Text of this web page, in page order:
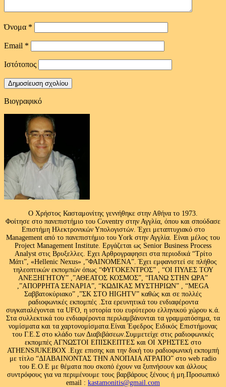
Όνομα *
Email *
Ιστότοπος
Βιογραφικό
Ο Χρήστος Κασταμονίτης γεννήθηκε στην Αθήνα το 1973.
Φοίτησε στο πανεπιστήμιο του Coventry στην Αγγλία, όπου και σπούδασε
Επιστήμη Ηλεκτρονικών Υπολογιστών. Έχει μεταπτυχιακό στο
Management από το πανεπιστήμιο του Υork στην Αγγλία. Είναι μέλος του
Project Management Institute. Εργάζεται ως Senior Business Process
Analyst στις Βρυξελλες. Εχει Αρθρογραφησει στα περιοδικά “Τρίτο
Μάτι”, «Hellenic Nexus» ,”ΦΑΙΝΟΜΕΝΑ”. Έχει εμφανιστεί σε πλήθος
τηλεοπτικών εκπομπών όπως “ΦΥΓΟΚΕΝΤΡΟΣ” , “ΟΙ ΠΥΛΕΣ ΤΟΥ
ΑΝΕΞΗΓΗΤΟΥ” ,”ΑΘΕΑΤΟΣ ΚΟΣΜΟΣ”, “ΠΑΝΩ ΣΤΗΝ ΩΡΑ”
,”ΑΠΟΡΡΗΤΑ ΣΕΝΑΡΙΑ”, “ΚΩΔΙΚΑΣ ΜΥΣΤΗΡΙΩΝ” , “MEGA
Σαββατοκύριακο” ,”ΣΚ ΣΤΟ HIGHTV” καθώς και σε πολλές
ραδιοφωνικές εκπομπές .Στα ερευνητικά του ενδιαφέροντα
συγκαταλέγονται τα UFO, η ιστορία του ευρύτερου ελληνικού χώρου κ.ά.
Στα συλλεκτικά του ενδιαφέροντα περιλαμβάνονται τα γραμματόσημα, τα
νομίσματα και τα χαρτονομίσματα.Είναι Έφεδρος Ειδικός Επιστήμονας
του Γ.Ε.Σ στο κλάδο των Διαβιβάσεων.Συμμετείχε στις ραδιοφωνικές
εκπομπές ΑΓΝΩΣΤΟΙ ΕΠΙΣΚΕΠΤΕΣ και ΟΙ ΧΡΗΣΤΕΣ στο
ATHENSJUKEBOX .Ειχε επισης και την δική του ραδιοφωνική εκπομπή
με τίτλο “ΔΙΑΒΑΙΝΟΝΤΑΣ ΤΗΝ ΑΝΟΠΑΙΑ ΑΤΡΑΠΟ” στο web radio
του Ε.Ο.Ε με θέματα που σκοπό έχουν να ξυπνήσουν και άλλους
συντρόφους για να περιμένουμε τους βαρβάρους ξένους ή μη.Προσωπικό
email : kastamonitis@gmail.com